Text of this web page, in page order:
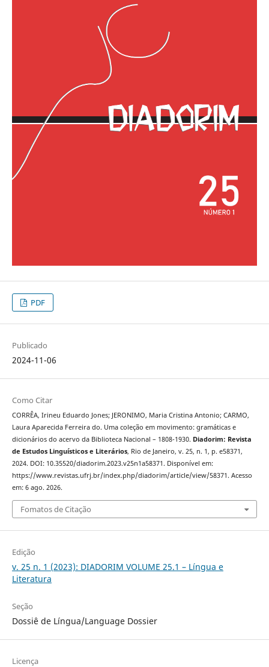
PDF
Publicado
2024-11-06
Como Citar
CORRÊA, Irineu Eduardo Jones; JERONIMO, Maria Cristina Antonio; CARMO,
Laura Aparecida Ferreira do. Uma coleção em movimento: gramáticas e
dicionários do acervo da Biblioteca Nacional – 1808-1930. Diadorim: Revista
de Estudos Linguísticos e Literários, Rio de Janeiro, v. 25, n. 1, p. e58371,
2024. DOI: 10.35520/diadorim.2023.v25n1a58371. Disponível em:
https://www.revistas.ufrj.br/index.php/diadorim/article/view/58371. Acesso
em: 6 ago. 2026.
Fomatos de Citação
Edição
v. 25 n. 1 (2023): DIADORIM VOLUME 25.1 – Língua e
Literatura
Seção
Dossiê de Língua/Language Dossier
Licença